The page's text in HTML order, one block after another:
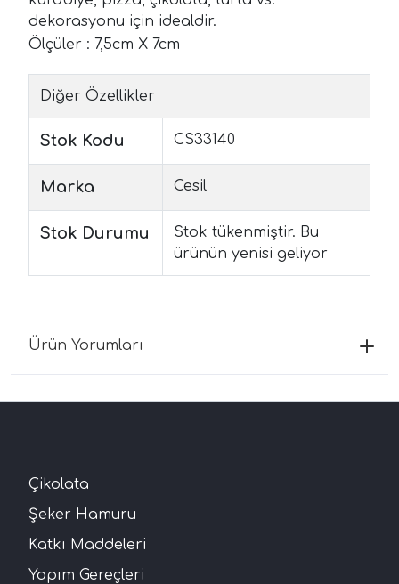
dekorasyonu için idealdir.
Ölçüler : 7,5cm X 7cm
Diğer Özellikler
Stok Kodu CS33140
Marka Cesil
Stok Durumu
Stok tükenmiştir. Bu
ürünün yenisi geliyor
Ürün Yorumları
Çikolata
Şeker Hamuru
Katkı Maddeleri
Yapım Gereçleri